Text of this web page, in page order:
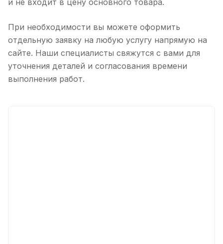
и не входит в цену основного товара.
При необходимости вы можете оформить
отдельную заявку на любую услугу напрямую на
сайте. Наши специалисты свяжутся с вами для
уточнения деталей и согласования времени
выполнения работ.